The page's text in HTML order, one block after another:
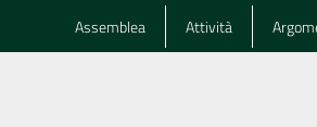
Assemblea Attività